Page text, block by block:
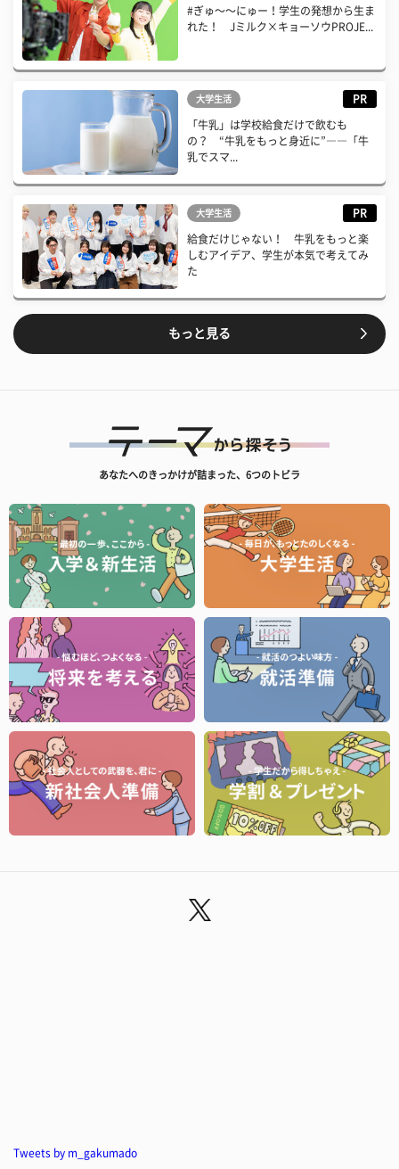
#ぎゅ〜〜にゅー！学生の発想から生ま
れた！ Jミルク×キョーソウPROJE...
大学生活 PR
「牛乳」は学校給食だけで飲むも
の？ “牛乳をもっと身近に”――「牛
乳でスマ...
大学生活 PR
給食だけじゃない！ 牛乳をもっと楽
しむアイデア、学生が本気で考えてみ
た
もっと見る
あなたへのきっかけが詰まった、6つのトビラ
Tweets by m_gakumado